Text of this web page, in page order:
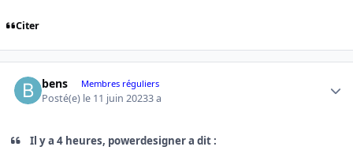
Citer
bens Membres réguliers
Posté(e) le 11 juin 20233 a
Il y a 4 heures, powerdesigner a dit :